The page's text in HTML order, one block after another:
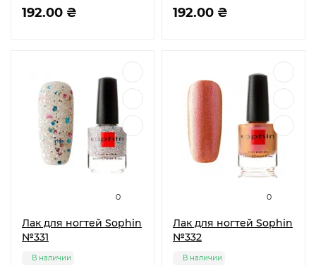
192.00 ₴ 192.00 ₴
0
Лак для ногтей Sophin
№331
В наличии
0
Лак для ногтей Sophin
№332
В наличии